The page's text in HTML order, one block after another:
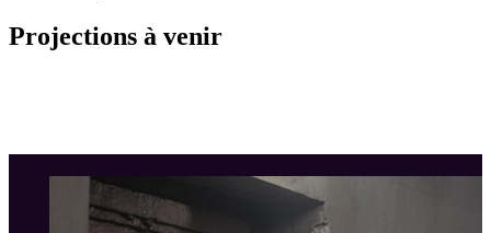
Projections à venir